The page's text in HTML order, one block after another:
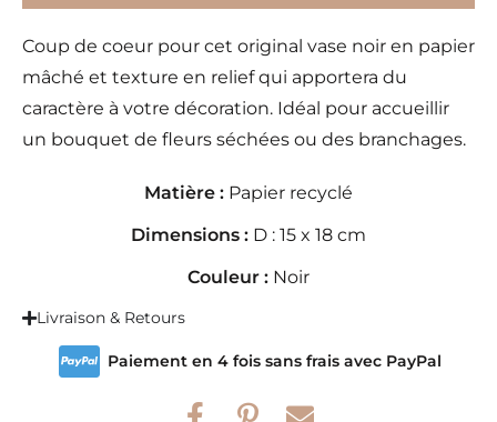
Coup de coeur pour cet original vase noir en papier
mâché et texture en relief qui apportera du
caractère à votre décoration. Idéal pour accueillir
un bouquet de fleurs séchées ou des branchages.
Matière : Papier recyclé
Dimensions : D : 15 x 18 cm
Couleur : Noir
Livraison & Retours
Paiement en 4 fois sans frais avec PayPal